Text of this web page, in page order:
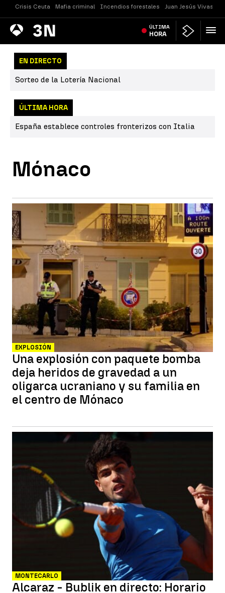
Crisis Ceuta Mafia criminal Incendios forestales Juan Jesús Vivas
Antena
3 Noticias ÚLTIMA
HORA
EN DIRECTO
Sorteo de la Lotería Nacional
ÚLTIMA HORA
España establece controles fronterizos con Italia
Mónaco
EXPLOSIÓN
Una explosión con paquete bomba
deja heridos de gravedad a un
oligarca ucraniano y su familia en
el centro de Mónaco
MONTECARLO
Alcaraz - Bublik en directo: Horario